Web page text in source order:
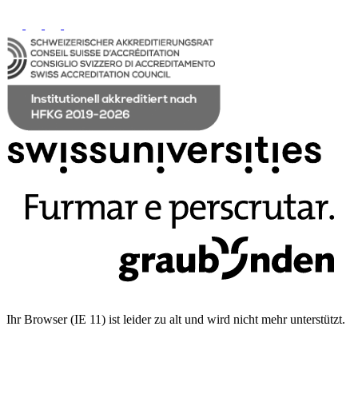
Ihr Browser (IE 11) ist leider zu alt und wird nicht mehr unterstützt.